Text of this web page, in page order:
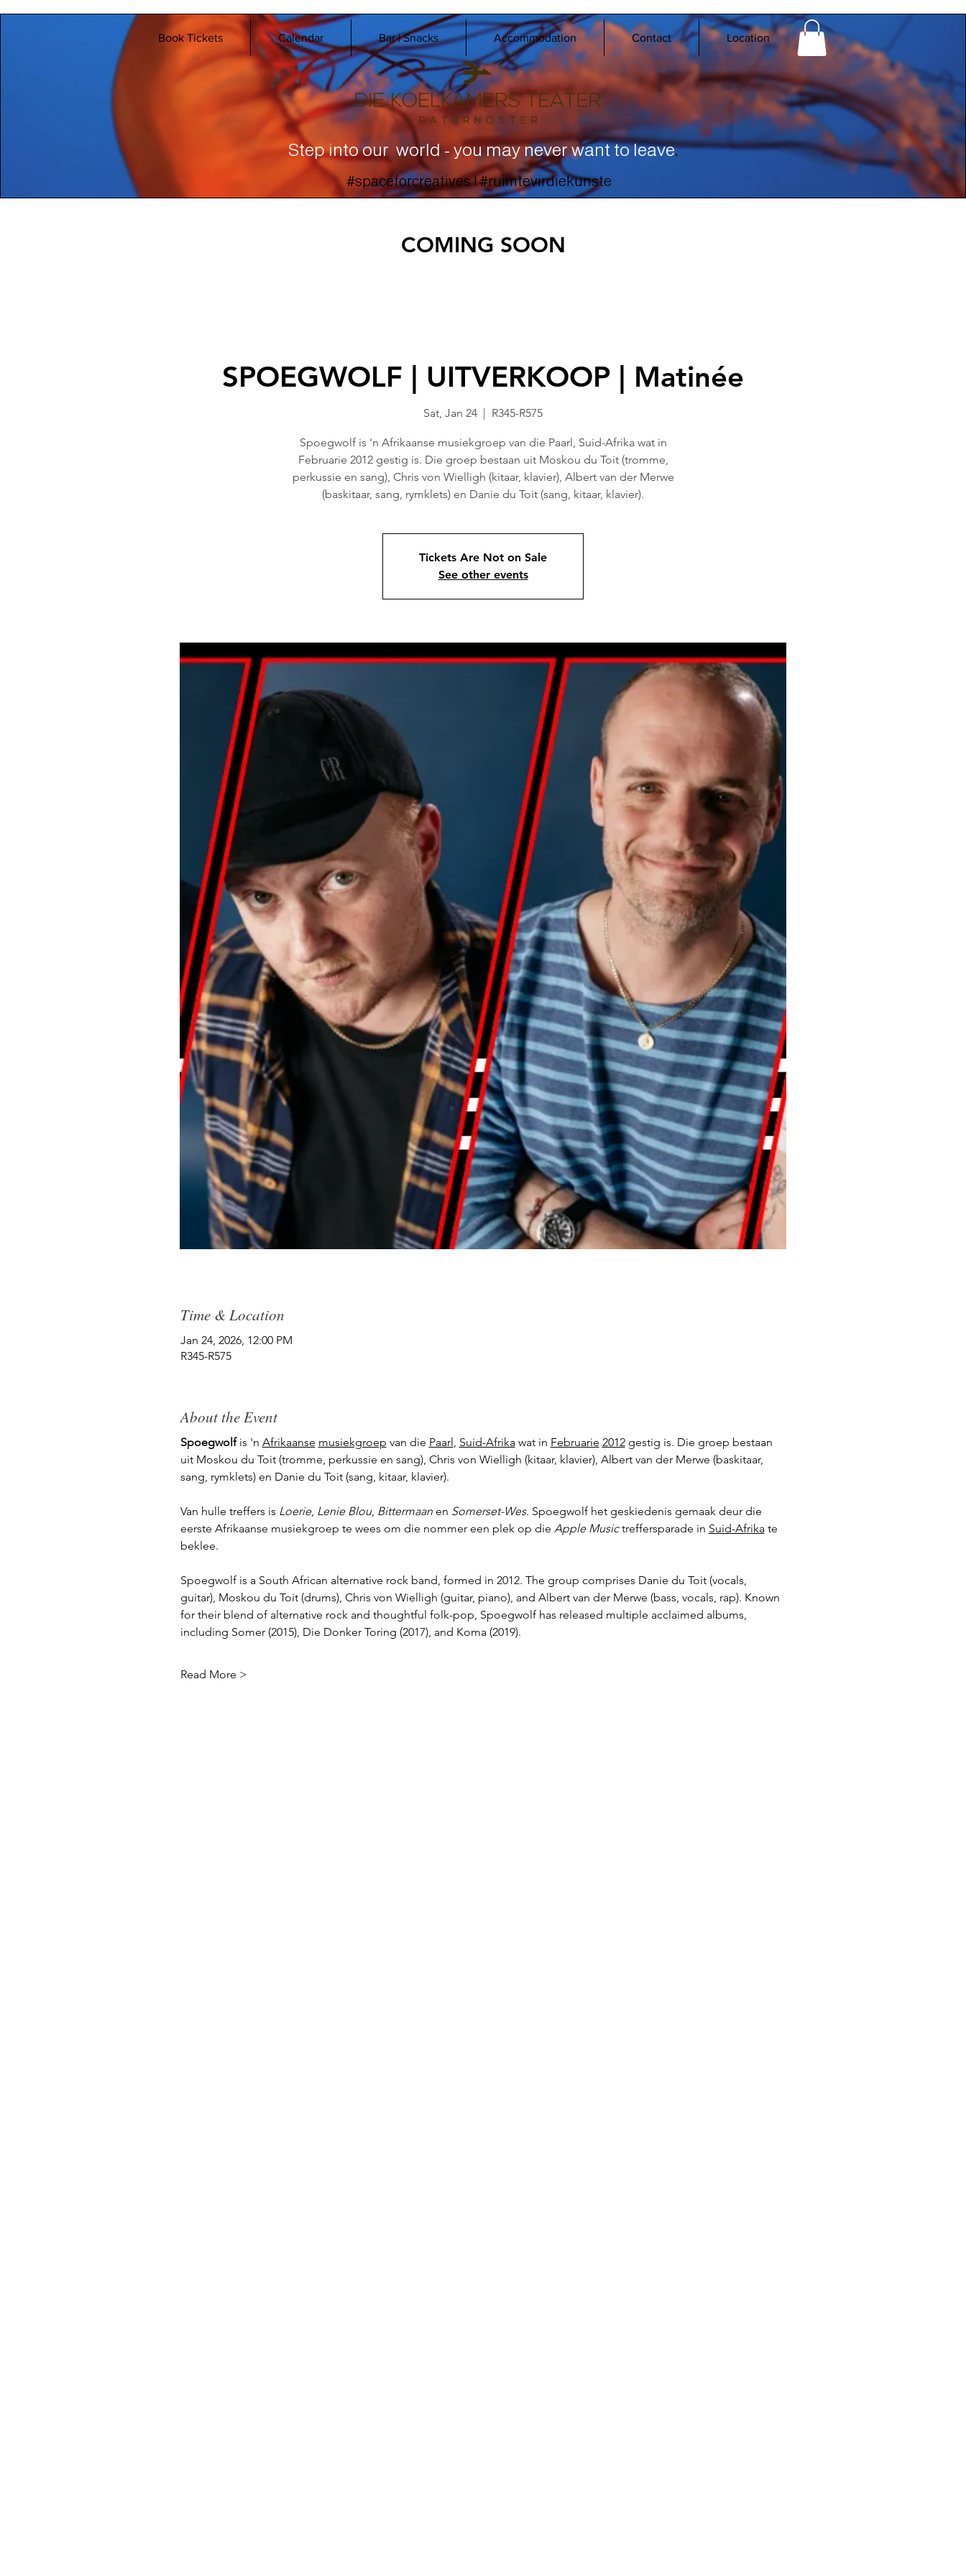
Book Tickets Calendar Bar | Snacks Accommodation Contact Location
Step into our world - you may never want to leave.
#spaceforcreatives | #ruimtevirdiekunste
COMING SOON
SPOEGWOLF | UITVERKOOP | Matinée
Sat, Jan 24 R345-R575
Spoegwolf is 'n Afrikaanse musiekgroep van die Paarl, Suid-Afrika wat in
Februarie 2012 gestig is. Die groep bestaan uit Moskou du Toit (tromme,
perkussie en sang), Chris von Wielligh (kitaar, klavier), Albert van der Merwe
(baskitaar, sang, rymklets) en Danie du Toit (sang, kitaar, klavier).
Tickets Are Not on Sale
See other events
Time & Location
Jan 24, 2026, 12:00 PM
R345-R575
About the Event
Spoegwolf is 'n Afrikaanse musiekgroep van die Paarl , Suid-Afrika wat in Februarie 2012 gestig is. Die groep bestaan
uit Moskou du Toit (tromme, perkussie en sang), Chris von Wielligh (kitaar, klavier), Albert van der Merwe (baskitaar,
sang, rymklets) en Danie du Toit (sang, kitaar, klavier).
Van hulle treffers is Loerie, Lenie Blou, Bittermaan en Somerset-Wes. Spoegwolf het geskiedenis gemaak deur die
eerste Afrikaanse musiekgroep te wees om die nommer een plek op die Apple Music treffersparade in Suid-Afrika te
beklee.
Spoegwolf is a South African alternative rock band, formed in 2012. The group comprises Danie du Toit (vocals,
guitar), Moskou du Toit (drums), Chris von Wielligh (guitar, piano), and Albert van der Merwe (bass, vocals, rap). Known
for their blend of alternative rock and thoughtful folk-pop, Spoegwolf has released multiple acclaimed albums,
including Somer (2015), Die Donker Toring (2017), and Koma (2019).
Read More >